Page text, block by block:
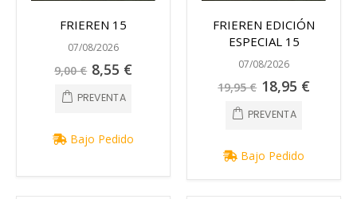
FRIEREN 15
07/08/2026
9,00 € Precio
especial
8,55 €
PREVENTA
Bajo Pedido
FRIEREN EDICIÓN
ESPECIAL 15
07/08/2026
19,95 € Precio
especial
18,95 €
PREVENTA
Bajo Pedido